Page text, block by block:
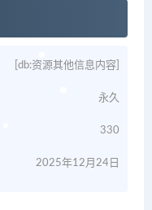
[db:资源其他信息内容]
永久
330
2025年12月24日